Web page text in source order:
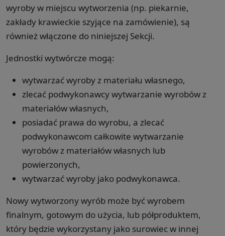
wyroby w miejscu wytworzenia (np. piekarnie,
zakłady krawieckie szyjące na zamówienie), są
również włączone do niniejszej Sekcji.
Jednostki wytwórcze mogą:
wytwarzać wyroby z materiału własnego,
zlecać podwykonawcy wytwarzanie wyrobów z
materiałów własnych,
posiadać prawa do wyrobu, a zlecać
podwykonawcom całkowite wytwarzanie
wyrobów z materiałów własnych lub
powierzonych,
wytwarzać wyroby jako podwykonawca.
Nowy wytworzony wyrób może być wyrobem
finalnym, gotowym do użycia, lub półproduktem,
który będzie wykorzystany jako surowiec w innej